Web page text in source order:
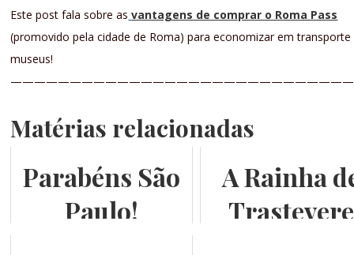
Este post fala sobre as vantagens de comprar o Roma Pass
(promovido pela cidade de Roma) para economizar em transporte
museus!
Matérias relacionadas
Parabéns São
Paulo!
A Rainha
Trastevere